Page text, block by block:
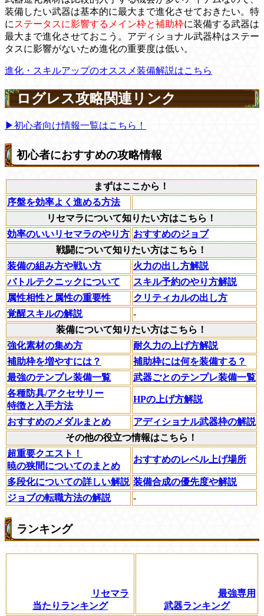
装備したい武器は基本的に最大まで進化させておきたい。特
に ステータスに影響するメイン枠と補助枠に装備する武器は
最大まで進化させておこう。アディショナル武器枠はステー
タスに影響がないため進化の重要度は低い。
進化・スキルアップのオススメ装備解説はこちら
ログレス攻略関連リンク
▶初心者向け情報一覧はこちら！
初心者におすすめの攻略情報
まずはここから！
序盤を効率よく進める方法
リセマラについて知りたい方はこちら！
効率のいいリセマラのやり方 おすすめのジョブ
戦闘について知りたい方はこちら！
装備の組み方や戦い方
火力の出し方解説
バトルテクニックについて
スキル予約のやり方解説
属性相性と属性の重要性
クリティカルの出し方
覚醒スキルの解説
-
装備について知りたい方はこちら！
強化素材の集め方
耐久力の上げ方解説
補助枠を増やすには？
補助枠には何を装備する？
最強のテンプレ装備一覧
武器ごとのテンプレ装備一覧
各種防具/アクセサリー
特徴と入手方法
HPの上げ方解説
おすすめのメダルまとめ
アディショナル武器枠の解説
その他の役立つ情報はこちら！
超重要クエスト！
暁の狭間についてのまとめ
おすすめのレベル上げ場所
多段化についての詳しい解説 装備合成の優先度や解説
ジョブの転職方法の解説
-
ランキング
リセマラ
当たりランキング
最強専用
武器ランキング